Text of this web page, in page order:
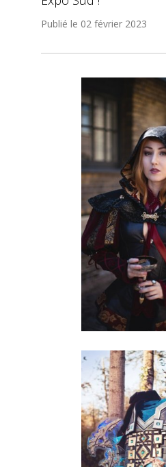
Publié le 02 février 2023